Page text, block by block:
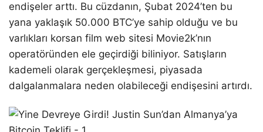
endişeler arttı. Bu cüzdanın, Şubat 2024’ten bu
yana yaklaşık 50.000 BTC’ye sahip olduğu ve bu
varlıkları korsan film web sitesi Movie2k’nın
operatöründen ele geçirdiği biliniyor. Satışların
kademeli olarak gerçekleşmesi, piyasada
dalgalanmalara neden olabileceği endişesini artırdı.